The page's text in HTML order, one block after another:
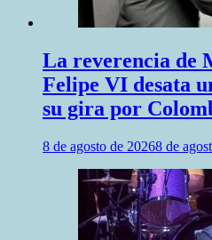
La reverencia de
Felipe VI desata
su gira por
8 de agosto de 20268 de